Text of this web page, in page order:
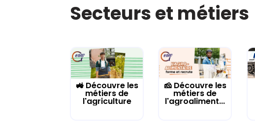
Secteurs et métiers
🚜 Découvre les
métiers de
l'agriculture
🧀 Découvre les
métiers de
l'agroaliment...